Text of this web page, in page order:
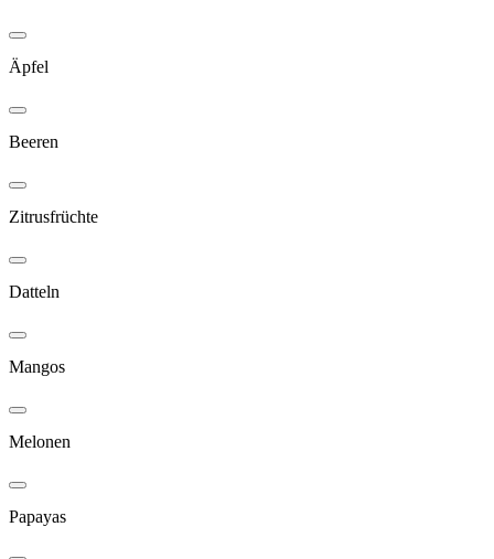
Äpfel
Beeren
Zitrusfrüchte
Datteln
Mangos
Melonen
Papayas